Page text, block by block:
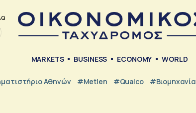
MARKETS BUSINESS ECONOMY WORLD
Αθηνών #metlen #Qualco #Βιομηχανία